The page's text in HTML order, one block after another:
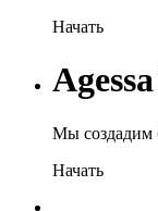
Начать
Мы создадим
Начать